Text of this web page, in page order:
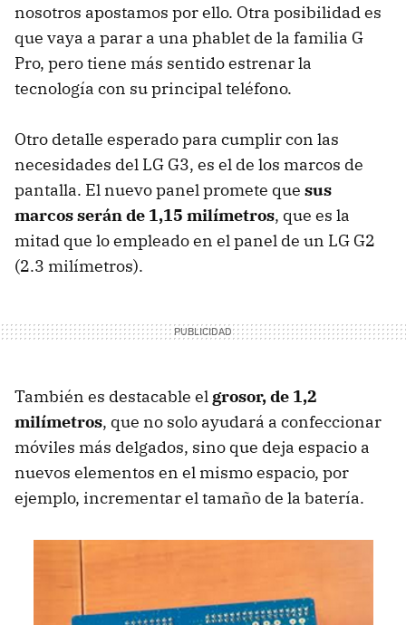
nosotros apostamos por ello. Otra posibilidad es
que vaya a parar a una phablet de la familia G
Pro, pero tiene más sentido estrenar la
tecnología con su principal teléfono.
Otro detalle esperado para cumplir con las
necesidades del LG G3, es el de los marcos de
pantalla. El nuevo panel promete que sus
marcos serán de 1,15 milímetros, que es la
mitad que lo empleado en el panel de un LG G2
(2.3 milímetros).
También es destacable el grosor, de 1,2
milímetros, que no solo ayudará a confeccionar
móviles más delgados, sino que deja espacio a
nuevos elementos en el mismo espacio, por
ejemplo, incrementar el tamaño de la batería.